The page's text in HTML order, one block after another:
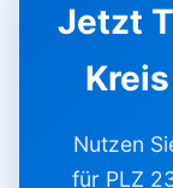
Jetzt
Nutzen
für PLZ